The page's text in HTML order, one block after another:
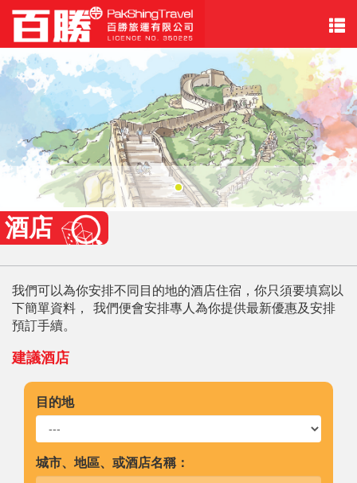
酒店
我們可以為你安排不同目的地的酒店住宿，你只須要填寫以
下簡單資料， 我們便會安排專人為你提供最新優惠及安排
預訂手續。
建議酒店
目的地
城市、地區、或酒店名稱：